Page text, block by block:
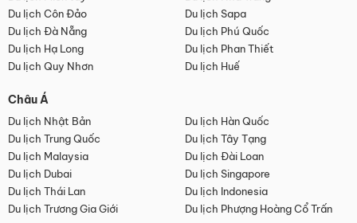
Du lịch Côn Đảo
Du lịch Sapa
Du lịch Đà Nẵng
Du lịch Phú Quốc
Du lịch Hạ Long
Du lịch Phan Thiết
Du lịch Quy Nhơn
Du lịch Huế
Châu Á
Du lịch Nhật Bản
Du lịch Hàn Quốc
Du lịch Trung Quốc
Du lịch Tây Tạng
Du lịch Malaysia
Du lịch Đài Loan
Du lịch Dubai
Du lịch Singapore
Du lịch Thái Lan
Du lịch Indonesia
Du lịch Trương Gia Giới
Du lịch Phượng Hoàng Cổ Trấn